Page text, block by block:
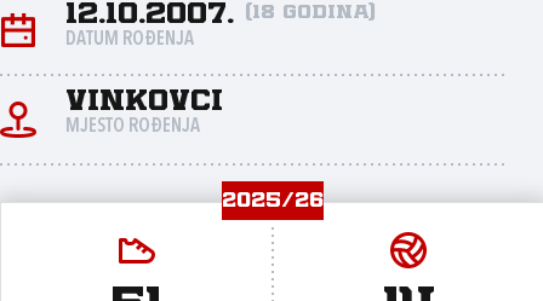
12.10.2007. (18 godina)
DATUM ROĐENJA
Vinkovci
MJESTO ROĐENJA
2025/26